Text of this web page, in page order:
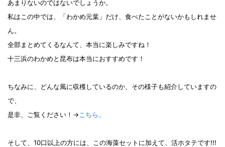
あまりないのではないでしょうか。
私はこの中では、「わかめ元葉」だけ、食べたことがないかもしれませ
ん。
全部まとめてくるなんて、本当に楽しみですね！
十三浜のわかめと昆布は本当におすすめです！
ちなみに、どんな風に収穫しているのか、その様子も紹介していますの
で、
是非、ご覧ください！→ こちら。
そして、10口以上の方には、この海藻セットに加えて、活ホタテです!!!